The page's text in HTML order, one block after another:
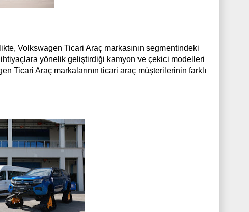
Volkswagen Ticari Araç markasının segmentindeki
yönelik geliştirdiği kamyon ve çekici modelleri
Ticari Araç markalarının ticari araç müşterilerinin farklı